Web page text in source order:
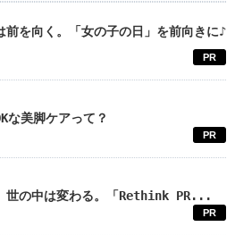
前を向く。「女の子の日」を前向きに♪
PR
な美脚ケアって？
PR
世の中は変わる。「Rethink PR...
PR